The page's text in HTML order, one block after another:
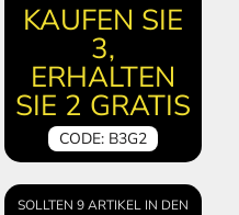
KAUFEN SIE
3,
ERHALTEN
SIE 2 GRATIS
CODE: B3G2
SOLLTEN 9 ARTIKEL IN DEN